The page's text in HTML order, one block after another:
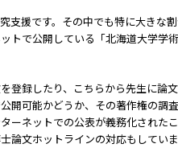
支援です。その中でも特に大きな
トで公開している「北海道大学学
登録したり、こちらから先生に論
開可能かどうか、その著作権の調
ーネットでの公表が義務化された
論文ホットラインの対応もしてい